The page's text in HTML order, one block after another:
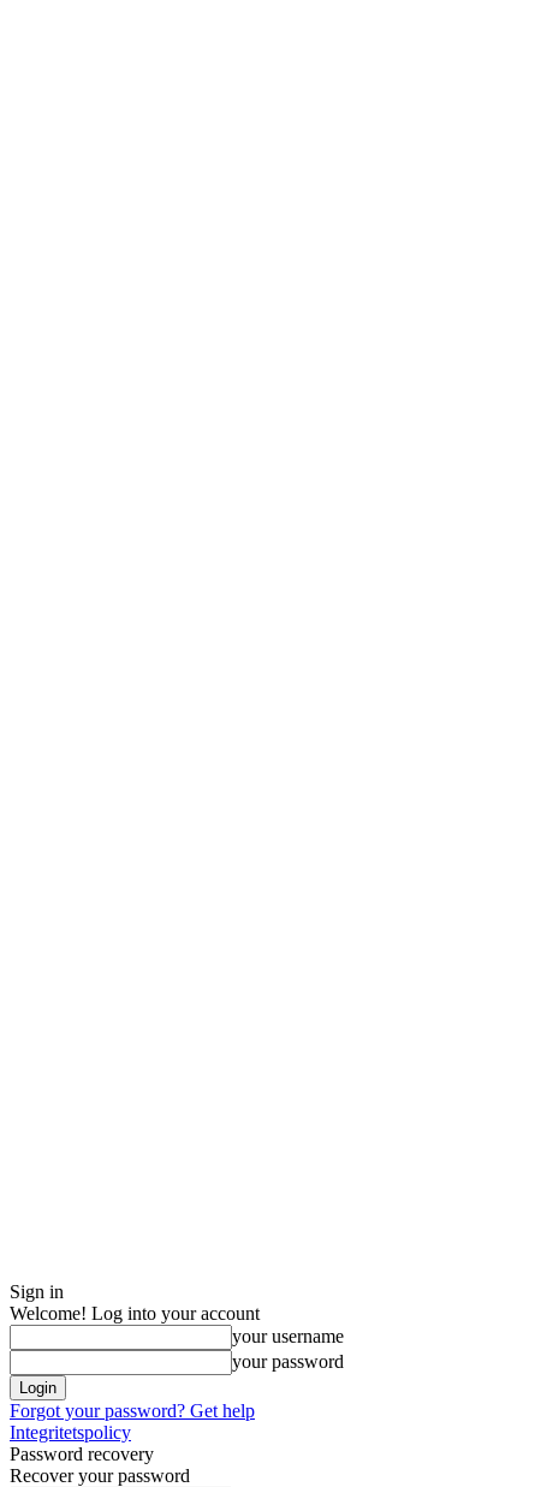
Sign in
Welcome! Log into your account
your username
your password
Forgot your password? Get help
Integritetspolicy
Password recovery
Recover your password